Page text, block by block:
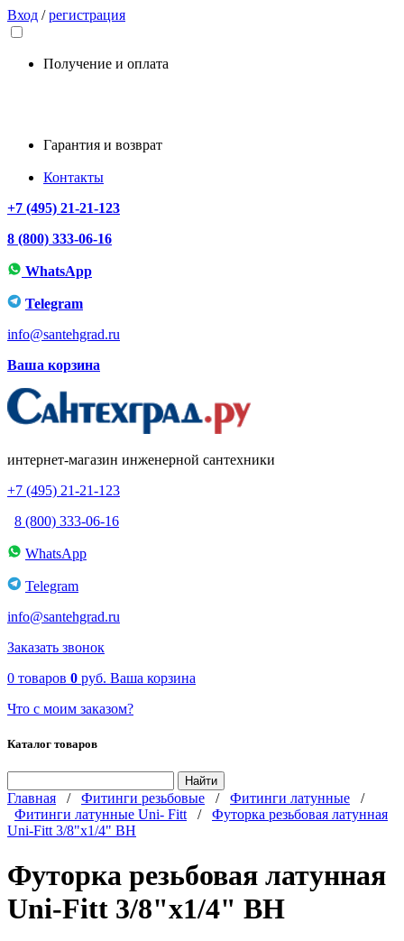
Вход /регистрация
Получение и оплата
Гарантия и возврат
Контакты
+7 (495) 21-21-123
8 (800) 333-06-16
WhatsApp
Telegram
info@santehgrad.ru
Ваша корзина
интернет-магазин инженерной сантехники
+7 (495) 21-21-123
8 (800) 333-06-16
WhatsApp
Telegram
info@santehgrad.ru
Заказать звонок
0 товаров 0 руб. Ваша корзина
Что с моим заказом?
Каталог товаров
Главная / Фитинги резьбовые / Фитинги латунные /
Фитинги латунные Uni- Fitt / Футорка резьбовая латунная
Uni-Fitt 3/8"x1/4" ВН
Футорка резьбовая латунная
Uni-Fitt 3/8"x1/4" ВН